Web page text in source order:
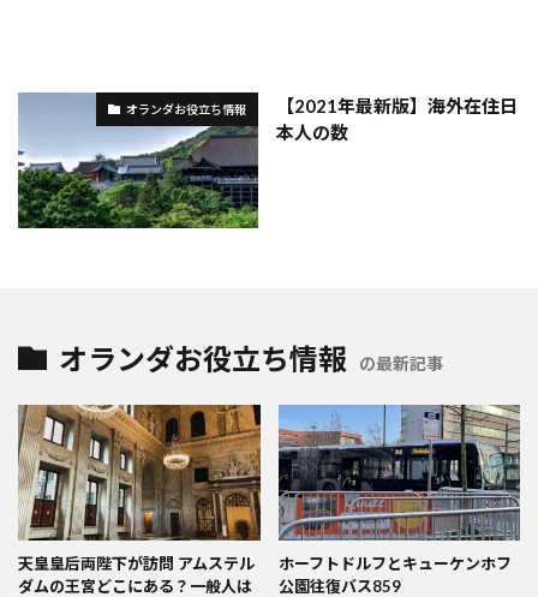
オランダお役立ち情報
【2021年最新版】海外在住日
本人の数
オランダお役立ち情報 の最新記事
天皇皇后両陛下が訪問 アムステル
ダムの王宮どこにある？一般人は
ホーフトドルフとキューケンホフ
公園往復バス859